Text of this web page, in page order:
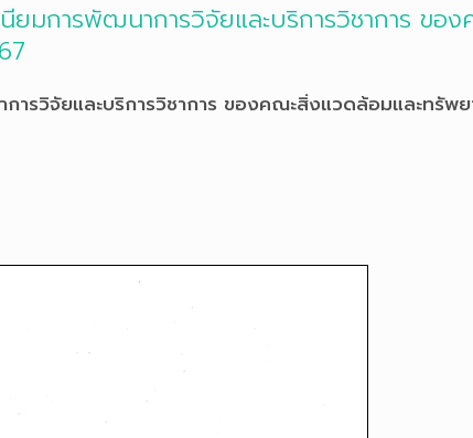
ยมการพัฒนาการวิจัยและบริการวิชาการ ขอ
ารวิจัยและบริการวิชาการ ของคณะสิ่งแวดล้อมและทรัพ